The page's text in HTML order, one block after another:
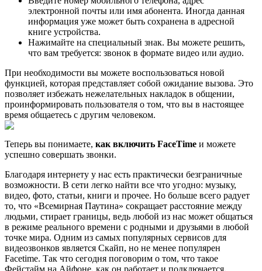
электронной почты или имя абонента. Иногда данная
информация уже может быть сохранена в адресной
книге устройства.
Нажимайте на специальный знак. Вы можете решить,
что вам требуется: звонок в формате видео или аудио.
При необходимости вы можете воспользоваться новой
функцией, которая представляет собой ожидание вызова. Это
позволяет избежать нежелательных накладок в общении,
проинформировать пользователя о том, что вы в настоящее
время общаетесь с другим человеком.
Теперь вы понимаете, как включить FaceTime и можете
успешно совершать звонки.
Благодаря интернету у нас есть практически безграничные
возможности. В сети легко найти все что угодно: музыку,
видео, фото, статьи, книги и прочее. Но больше всего радует
то, что «Всемирная Паутина» сокращает расстояние между
людьми, стирает границы, ведь любой из нас может общаться
в режиме реального времени с родными и друзьями в любой
точке мира. Одним из самых популярных сервисов для
видеозвонков является Скайп, но не менее популярен
Facetime. Так что сегодня поговорим о том, что такое